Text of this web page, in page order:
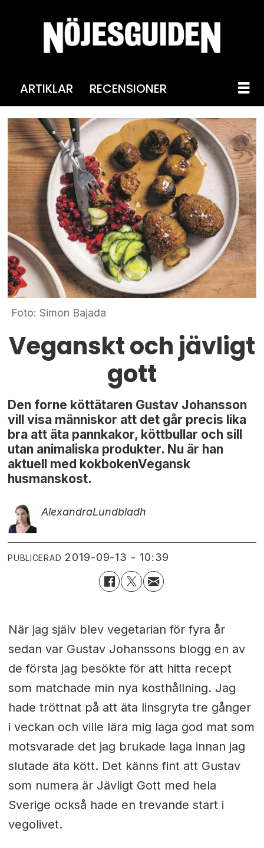
ARTIKLAR RECENSIONER
Foto: Simon Bajada
Veganskt och jävligt
gott
Den forne köttätaren Gustav Johansson
vill visa människor att det går precis lika
bra att äta pannkakor, köttbullar och sill
utan animaliska produkter. Nu är han
aktuell med kokbokenVegansk
husmanskost.
AlexandraLundbladh
PUBLICERAD 2019-09-13 - 10:39
När jag själv blev vegetarian för fyra år
sedan var Gustav Johanssons blogg en av
de första jag besökte för att hitta recept
som matchade min nya kosthållning. Jag
hade tröttnat på att äta linsgryta tre gånger
i veckan och ville lära mig laga god mat som
motsvarade det jag brukade laga innan jag
slutade äta kött. Det känns fint att Gustav
som numera är Jävligt Gott med hela
Sverige också hade en trevande start i
vegolivet.